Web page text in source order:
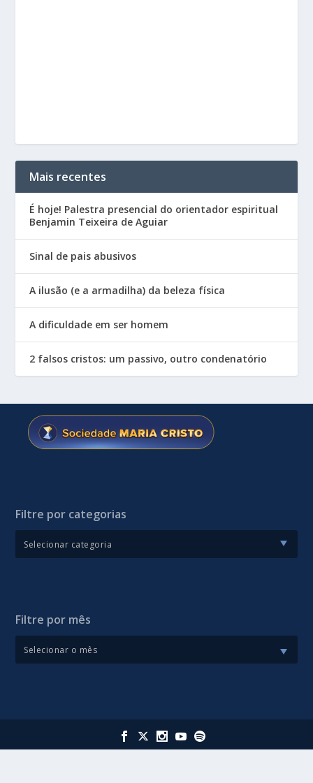
Mais recentes
É hoje! Palestra presencial do orientador espiritual
Benjamin Teixeira de Aguiar
Sinal de pais abusivos
A ilusão (e a armadilha) da beleza física
A dificuldade em ser homem
2 falsos cristos: um passivo, outro condenatório
Filtre por categorias
Filtre por mês